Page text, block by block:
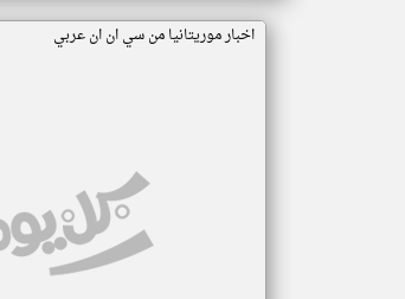
اخبار موريتانيا من سي ان ان عربي